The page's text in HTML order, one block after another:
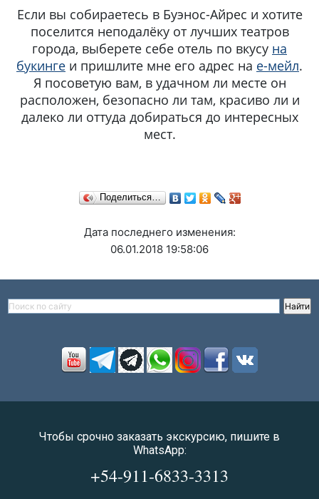
Если вы собираетесь в Буэнос-Айрес и хотите
поселится неподалёку от лучших театров
города, выберете себе отель по вкусу на
букинге и пришлите мне его адрес на е-мейл.
Я посоветую вам, в удачном ли месте он
расположен, безопасно ли там, красиво ли и
далеко ли оттуда добираться до интересных
мест.
Поделиться…
Дата последнего изменения:
06.01.2018 19:58:06
Чтобы срочно заказать экскурсию, пишите в
WhatsApp:
+54-911-6833-3313